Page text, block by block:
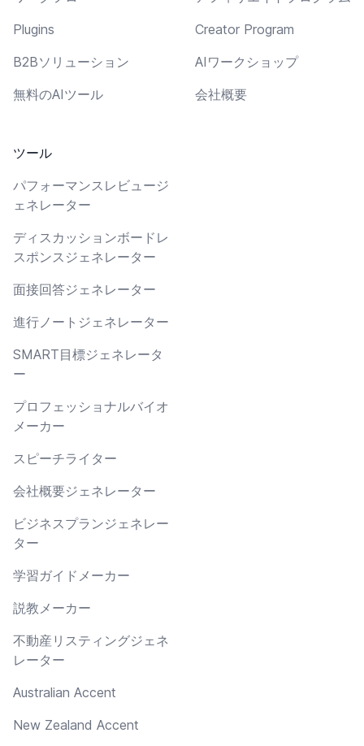
Plugins
B2Bソリューション
無料のAIツール
ツール
パフォーマンスレビュージ
ェネレーター
ディスカッションボードレ
スポンスジェネレーター
面接回答ジェネレーター
進行ノートジェネレーター
SMART目標ジェネレータ
ー
プロフェッショナルバイオ
メーカー
スピーチライター
会社概要ジェネレーター
ビジネスプランジェネレー
ター
学習ガイドメーカー
説教メーカー
不動産リスティングジェネ
レーター
Australian Accent
New Zealand Accent
Creator Program
AIワークショップ
会社概要